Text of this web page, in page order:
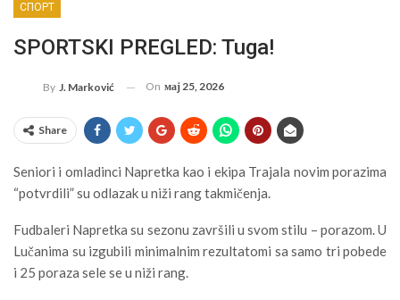
СПОРТ
SPORTSKI PREGLED: Tuga!
By J. Marković On мај 25, 2026
Share
Seniori i omladinci Napretka kao i ekipa Trajala novim porazima
“potvrdili” su odlazak u niži rang takmičenja.
Fudbaleri Napretka su sezonu završili u svom stilu – porazom. U
Lučanima su izgubili minimalnim rezultatomi sa samo tri pobede
i 25 poraza sele se u niži rang.